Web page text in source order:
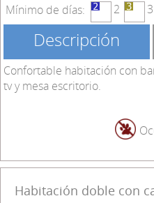
Mínimo de días:
2 3
Descripción
Confortable habitación con
tv y mesa escritorio.
Habitación doble con